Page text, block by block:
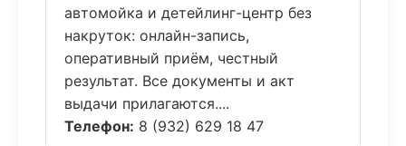
автомойка и детейлинг-центр без
накруток: онлайн-запись,
оперативный приём, честный
результат. Все документы и акт
выдачи прилагаются....
Телефон: 8 (932) 629 18 47